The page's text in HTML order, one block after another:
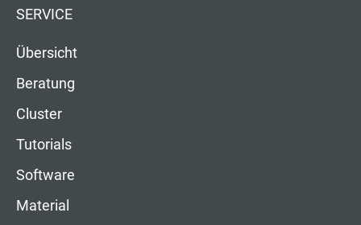
SERVICE
Übersicht
Beratung
Cluster
Tutorials
Software
Material